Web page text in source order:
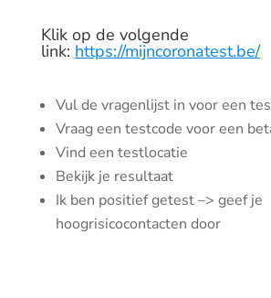
Klik op de volgende
link: https://mijncoronatest.be/
Vul de vragenlijst in voor een
Vraag een testcode voor een
Vind een testlocatie
Bekijk je resultaat
Ik ben positief getest –> geef je
hoogrisicocontacten door